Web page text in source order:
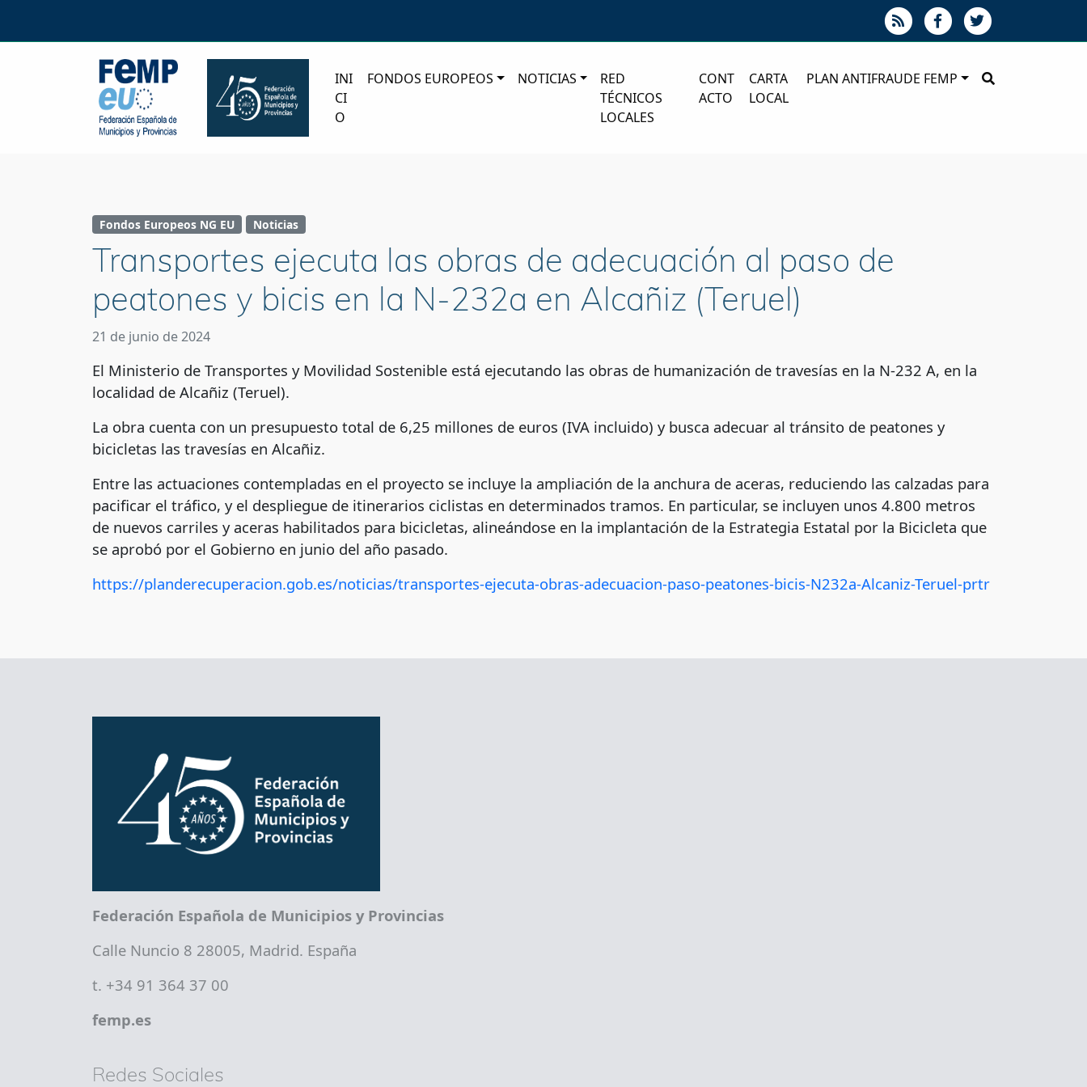
INI
CI
O
FONDOS EUROPEOS NOTICIAS
RED
TÉCNICOS
LOCALES
CONT
ACTO
CARTA
LOCAL
PLAN ANTIFRAUDE FEMP
Fondos Europeos NG EU Noticias
Transportes ejecuta las obras de adecuación al paso de
peatones y bicis en la N-232a en Alcañiz (Teruel)
21 de junio de 2024
El Ministerio de Transportes y Movilidad Sostenible está ejecutando las obras de humanización de travesías en la N-232 A, en la
localidad de Alcañiz (Teruel).
La obra cuenta con un presupuesto total de 6,25 millones de euros (IVA incluido) y busca adecuar al tránsito de peatones y
bicicletas las travesías en Alcañiz.
Entre las actuaciones contempladas en el proyecto se incluye la ampliación de la anchura de aceras, reduciendo las calzadas para
pacificar el tráfico, y el despliegue de itinerarios ciclistas en determinados tramos. En particular, se incluyen unos 4.800 metros
de nuevos carriles y aceras habilitados para bicicletas, alineándose en la implantación de la Estrategia Estatal por la Bicicleta que
se aprobó por el Gobierno en junio del año pasado.
https://planderecuperacion.gob.es/noticias/transportes-ejecuta-obras-adecuacion-paso-peatones-bicis-N232a-Alcaniz-Teruel-prtr
Federación Española de Municipios y Provincias
Calle Nuncio 8 28005, Madrid. España
t. +34 91 364 37 00
femp.es
Redes Sociales